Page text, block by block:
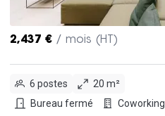
2,437 € / mois (HT)
6 postes
20 m²
Bureau fermé
Coworking